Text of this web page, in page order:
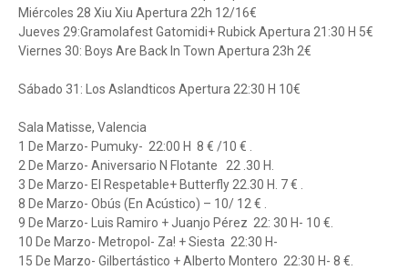
Miércoles 28 Xiu Xiu Apertura 22h 12/16€
Jueves 29:Gramolafest Gatomidi+ Rubick Apertura 21:30 H 5€
Viernes 30: Boys Are Back In Town Apertura 23h 2€
Sábado 31: Los Aslandticos Apertura 22:30 H 10€
Sala Matisse, Valencia
1 De Marzo- Pumuky- 22:00 H 8 € /10 € .
2 De Marzo- Aniversario N Flotante 22 .30 H.
3 De Marzo- El Respetable+ Butterfly 22.30 H. 7 € .
8 De Marzo- Obús (En Acústico) – 10/ 12 € .
9 De Marzo- Luis Ramiro + Juanjo Pérez 22: 30 H- 10 €.
10 De Marzo- Metropol- Za! + Siesta 22:30 H-
15 De Marzo- Gilbertástico + Alberto Montero 22:30 H- 8 €.